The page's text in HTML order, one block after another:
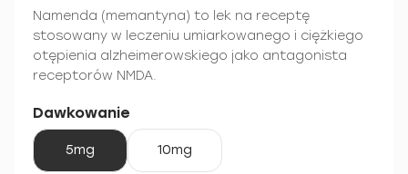
Namenda (memantyna) to lek na receptę
stosowany w leczeniu umiarkowanego i ciężkiego
otępienia alzheimerowskiego jako antagonista
receptorów NMDA.
Dawkowanie
5mg 10mg